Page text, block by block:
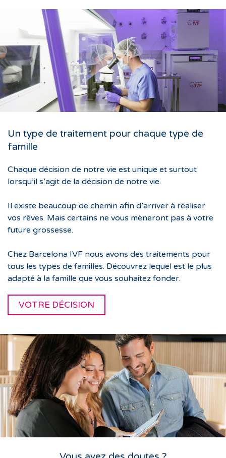
Un type de traitement pour chaque type de
famille
Chaque décision de notre vie est unique et surtout
lorsqu’il s’agit de la décision de notre vie.
Il existe beaucoup de chemin afin d’arriver à réaliser
vos rêves. Mais certains ne vous mèneront pas à votre
future grossesse.
Chez Barcelona IVF nous avons des traitements pour
tous les types de familles. Découvrez lequel est le plus
adapté à la famille que vous souhaitez fonder.
VOTRE DÉCISION